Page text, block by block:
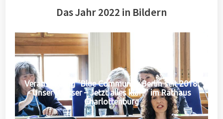
Das Jahr 2022 in Bildern
Veranstaltung "Blue Community Berlin seit 2018:
Unser Wasser – Jetzt alles klar?" im Rathaus
Charlottenburg